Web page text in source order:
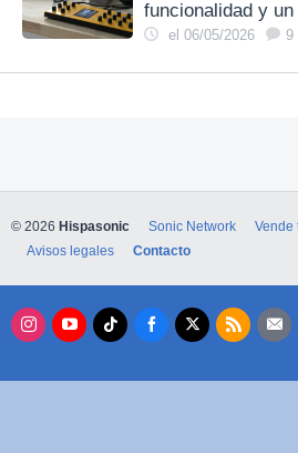
funcionalidad y
el 06/05/2026 9
© 2026 Hispasonic Sonic Network Vende
Avisos legales
Contacto